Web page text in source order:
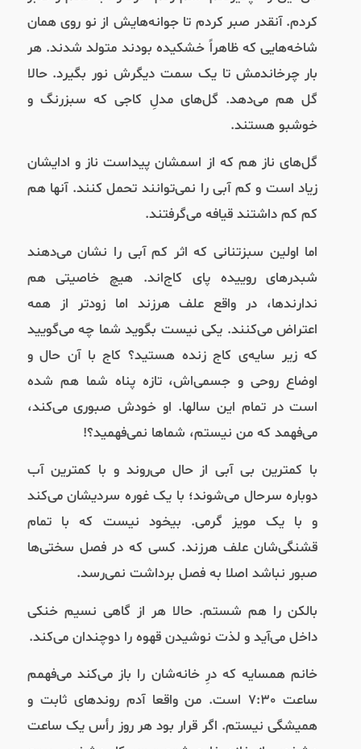
کردم. آنقدر صبر کردم تا جوانه‌هایش از نو روی همان
شاخه‌هایی که ظاهراً خشکیده بودند متولد شدند. هر
بار چرخاندمش تا یک سمت دیگرش نور بگیرد. حالا
گل هم می‌دهد. گل‌های مدلِ کاجی که سبزرنگ و
خوشبو هستند.
گل‌های ناز هم که از اسمشان پیداست ناز و ادایشان
زیاد است و کم آبی را نمی‌توانند تحمل کنند. آنها هم
کم کم داشتند قیافه می‌گرفتند.
اما اولین سبزتنانی که اثر کم آبی را نشان می‌دهند
شبدرهای روییده پای کاج‌اند. هیچ خاصیتی هم
ندارندها، در واقع علف هرزند اما زودتر از همه
اعتراض می‌کنند. یکی نیست بگوید شما چه می‌گویید
که زیر سایه‌ی کاج زنده هستید؟ کاج با آن حال و
اوضاع روحی و جسمی‌اش، تازه پناه شما هم شده
است در تمام این سالها. او خودش صبوری می‌کند،
می‌فهمد که من نیستم، شماها نمی‌فهمید؟!
با کمترین بی آبی از حال می‌روند و با کمترین آب
دوباره سرحال می‌شوند؛ با یک غوره سردیشان می‌کند
و با یک مویز گرمی. بیخود نیست که با تمام
قشنگی‌شان علف هرزند. کسی که در فصل سختی‌ها
صبور نباشد اصلا به فصل برداشت نمی‌رسد.
بالکن را هم شستم. حالا هر از گاهی نسیم خنکی
داخل می‌آید و لذت نوشیدن قهوه را دوچندان می‌کند.
خانم همسایه که درِ خانه‌شان را باز می‌کند می‌فهمم
ساعت ۷:۳۰ است. من واقعا آدم روندهای ثابت و
همیشگی نیستم. اگر قرار بود هر روز رأس یک ساعت